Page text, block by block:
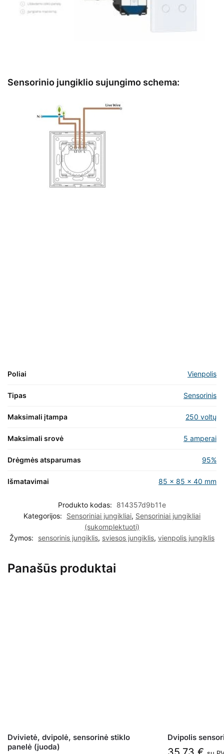
Sensorinio jungiklio sujungimo schema:
Poliai Vienpolis
Tipas Sensorinis
Maksimali įtampa 250 voltų
Maksimali srovė 5 amperai
Drėgmės atsparumas 95%
Išmatavimai 85 x 85 x 40 mm
Produkto kodas:
814357d9b11e
Kategorijos:
Sensoriniai jungikliai, Sensoriniai jungikliai
(sukomplektuoti)
Žymos:
sensorinis jungiklis, sviesos jungiklis, vienpolis jungiklis
Panašūs produktai
Dvivietė, dvipolė, sensorinė stiklo
panelė (juoda)
Dvipolis